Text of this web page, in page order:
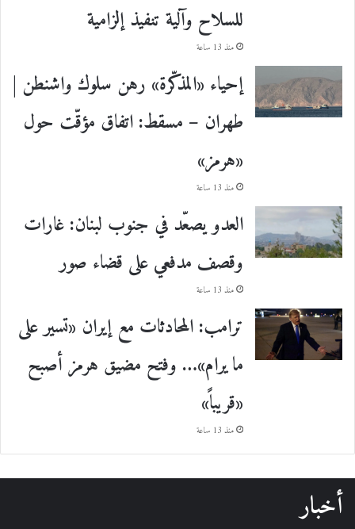
للسلاح وآلية تنفيذ إلزامية
منذ 13 ساعة
إحياء «المذكّرة» رهن سلوك واشنطن |
طهران – مسقط: اتفاق مؤقّت حول
«هرمز»
منذ 13 ساعة
العدو يصعّد في جنوب لبنان: غارات
وقصف مدفعي على قضاء صور
منذ 13 ساعة
ترامب: المحادثات مع إيران «تسير على
ما يرام»… وفتح مضيق هرمز أصبح
«قريباً»
منذ 13 ساعة
أخبار